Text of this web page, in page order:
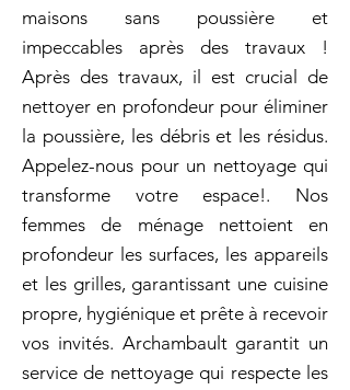
maisons sans poussière et
impeccables après des travaux !
Après des travaux, il est crucial de
nettoyer en profondeur pour éliminer
la poussière, les débris et les résidus.
Appelez-nous pour un nettoyage qui
transforme votre espace!. Nos
femmes de ménage nettoient en
profondeur les surfaces, les appareils
et les grilles, garantissant une cuisine
propre, hygiénique et prête à recevoir
vos invités. Archambault garantit un
service de nettoyage qui respecte les